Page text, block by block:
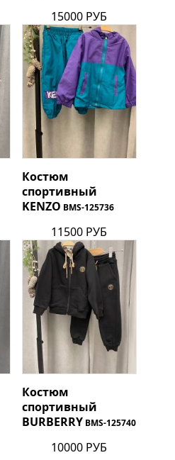
15000 РУБ
Костюм
спортивный
KENZO BMS-125736
11500 РУБ
Костюм
спортивный
BURBERRY BMS-125740
10000 РУБ